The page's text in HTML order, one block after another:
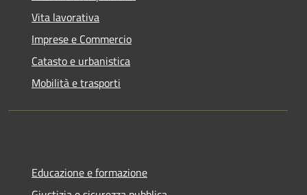
Vita lavorativa
Imprese e Commercio
Catasto e urbanistica
Mobilità e trasporti
Educazione e formazione